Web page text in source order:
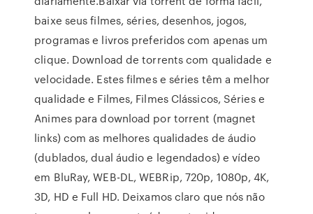
baixe seus filmes, séries, desenhos, jogos,
programas e livros preferidos com apenas um
clique. Download de torrents com qualidade e
velocidade. Estes filmes e séries têm a melhor
qualidade e Filmes, Filmes Clássicos, Séries e
Animes para download por torrent (magnet
links) com as melhores qualidades de áudio
(dublados, dual áudio e legendados) e vídeo
em BluRay, WEB-DL, WEBRip, 720p, 1080p, 4K,
3D, HD e Full HD. Deixamos claro que nós não